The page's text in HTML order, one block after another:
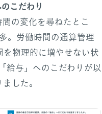
こだわり
の変化を尋ねたとこ
。労働時間の通算管理
物理的に増やせない状
給与」へのこだわりが以
した。